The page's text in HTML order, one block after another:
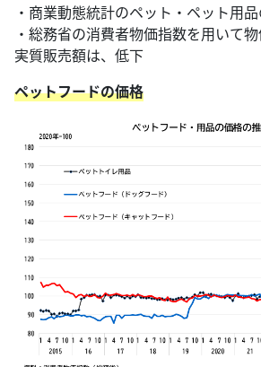
・商業動態統計のペット・ペット用
・総務省の消費者物価指数を用いて
実質販売額は、低下
ペットフードの価格